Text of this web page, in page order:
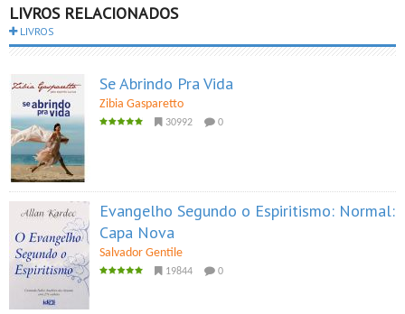
LIVROS RELACIONADOS
LIVROS
Se Abrindo Pra Vida
Zibia Gasparetto
30992 0
Evangelho Segundo o Espiritismo: Normal:
Capa Nova
Salvador Gentile
19844 0